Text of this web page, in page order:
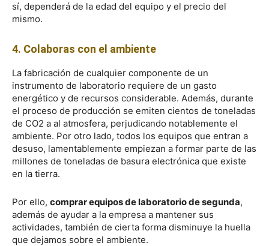
sí, dependerá de la edad del equipo y el precio del
mismo.
4. Colaboras con el ambiente
La fabricación de cualquier componente de un
instrumento de laboratorio requiere de un gasto
energético y de recursos considerable. Además, durante
el proceso de producción se emiten cientos de toneladas
de CO2 a al atmosfera, perjudicando notablemente el
ambiente. Por otro lado, todos los equipos que entran a
desuso, lamentablemente empiezan a formar parte de las
millones de toneladas de basura electrónica que existe
en la tierra.
Por ello, comprar equipos de laboratorio de segunda,
además de ayudar a la empresa a mantener sus
actividades, también de cierta forma disminuye la huella
que dejamos sobre el ambiente.